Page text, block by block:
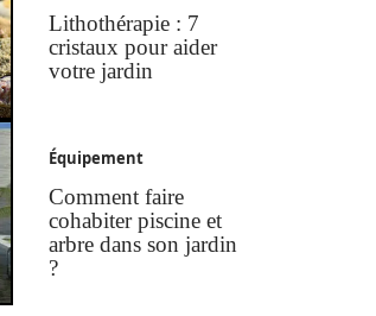
Lithothérapie : 7
cristaux pour aider
votre jardin
Équipement
Comment faire
cohabiter piscine et
arbre dans son jardin
?